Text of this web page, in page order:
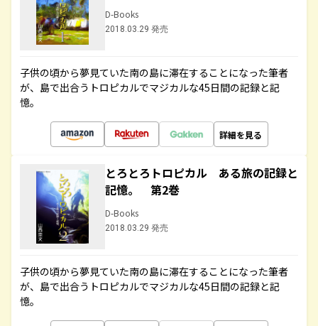
D-Books
2018.03.29 発売
子供の頃から夢見ていた南の島に滞在することになった筆者
が、島で出合うトロピカルでマジカルな45日間の記録と記
憶。
詳細を見る
とろとろトロピカル ある旅の記録と
記憶。 第2巻
D-Books
2018.03.29 発売
子供の頃から夢見ていた南の島に滞在することになった筆者
が、島で出合うトロピカルでマジカルな45日間の記録と記
憶。